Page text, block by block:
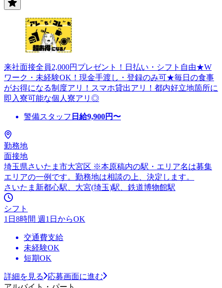
来社面接全員2,000円プレゼント！日払い・シフト自由★W
ワーク・未経験OK！現金手渡し・登録のみ可★毎日の食事
がお得になる制度アリ！スマホ貸出アリ！都内好立地箇所に
即入寮可能な個人寮アリ◎
警備スタッフ 日給9,900円〜
勤務地
面接地
埼玉県さいたま市大宮区 ※本原稿内の駅・エリア名は募集
エリアの一例です。勤務地は相談の上、決定します。
さいたま新都心駅、大宮(埼玉)駅、鉄道博物館駅
シフト
1日8時間 週1日からOK
交通費支給
未経験OK
短期OK
詳細を見る
応募画面に進む